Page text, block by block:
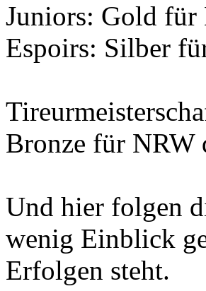
Juniors: Gold für
Espoirs: Silber
Bronze für NRW
Und hier folgen
wenig Einblick
Erfolgen steht.